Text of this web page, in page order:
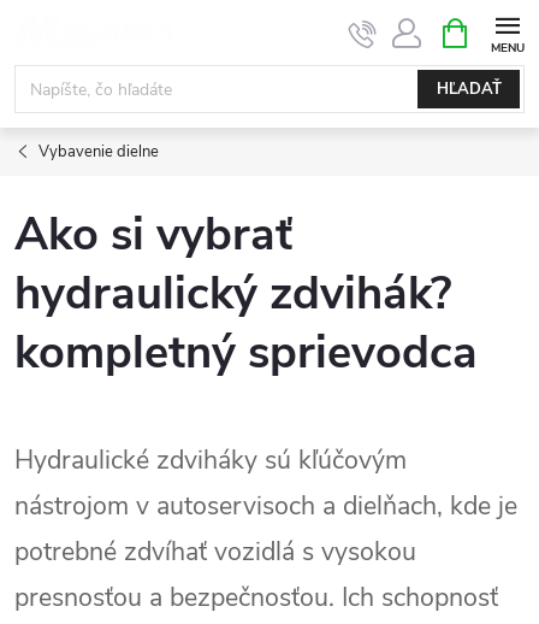
obsah
HĽADAŤ
KOŠÍK
Vybavenie dielne
Ako si vybrať
hydraulický zdvihák?
kompletný sprievodca
Hydraulické zdviháky sú kľúčovým
nástrojom v autoservisoch a dielňach, kde je
potrebné zdvíhať vozidlá s vysokou
presnosťou a bezpečnosťou. Ich schopnosť